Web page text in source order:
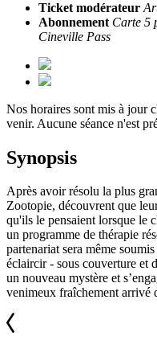
Ticket modérateur
Abonnement Carte 5
Cineville Pass
Nos horaires sont mis à jour
venir. Aucune séance n'est
Synopsis
Après avoir résolu la plus
Zootopie, découvrent que
qu'ils le pensaient lorsque le
un programme de thérapie
partenariat sera même
éclaircir - sous couverture et
un nouveau mystère et
venimeux fraîchement arrivé